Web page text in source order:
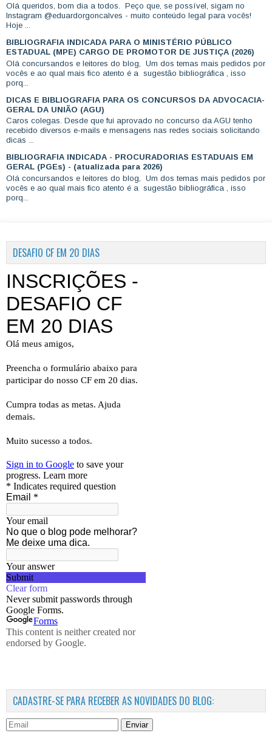
Olá queridos, bom dia a todos. Peço que, se possível, sigam no
Instagram @eduardorgoncalves - muito conteúdo legal para vocês!
Hoje ...
BIBLIOGRAFIA INDICADA PARA O MINISTÉRIO PÚBLICO
ESTADUAL (MPE) CARGO DE PROMOTOR DE JUSTIÇA (2026)
Olá concursandos e leitores do blog, Um dos temas mais pedidos por
vocês e ao qual mais fico atento é a sugestão bibliográfica , isso
porq...
DICAS E BIBLIOGRAFIA PARA OS CONCURSOS DA ADVOCACIA-
GERAL DA UNIÃO (AGU)
Caros colegas. Desde que fui aprovado no concurso da AGU tenho
recebido diversos e-mails e mensagens nas redes sociais solicitando
dicas ...
BIBLIOGRAFIA INDICADA - PROCURADORIAS ESTADUAIS EM
GERAL (PGEs) - (atualizada para 2026)
Olá concursandos e leitores do blog, Um dos temas mais pedidos por
vocês e ao qual mais fico atento é a sugestão bibliográfica , isso
porq...
DESAFIO CF EM 20 DIAS
CADASTRE-SE PARA RECEBER AS NOVIDADES DO BLOG:
Enviar